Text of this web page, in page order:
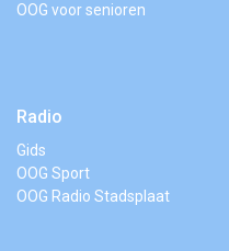
OOG voor senioren
Radio
Gids
OOG Sport
OOG Radio Stadsplaat